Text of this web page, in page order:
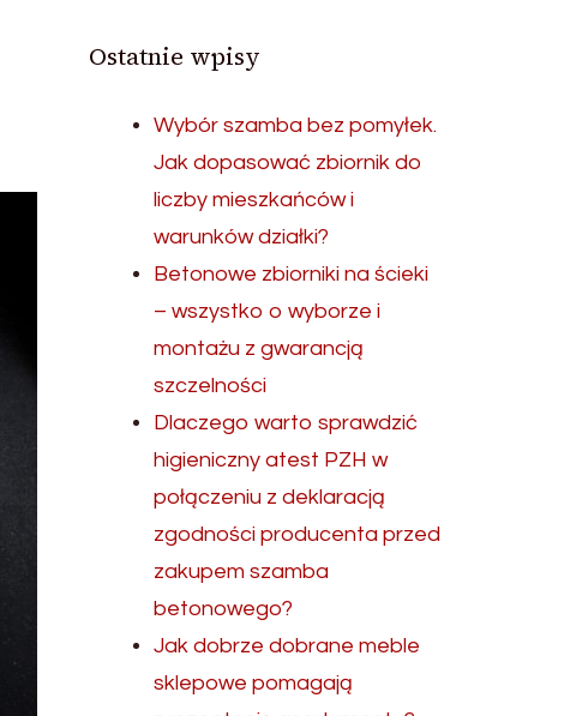
Ostatnie wpisy
Wybór szamba bez pomyłek.
Jak dopasować zbiornik do
liczby mieszkańców i
warunków działki?
Betonowe zbiorniki na ścieki
– wszystko o wyborze i
montażu z gwarancją
szczelności
Dlaczego warto sprawdzić
higieniczny atest PZH w
połączeniu z deklaracją
zgodności producenta przed
zakupem szamba
betonowego?
Jak dobrze dobrane meble
sklepowe pomagają